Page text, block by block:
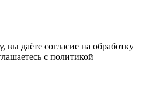
даёте согласие на обработку
с политикой